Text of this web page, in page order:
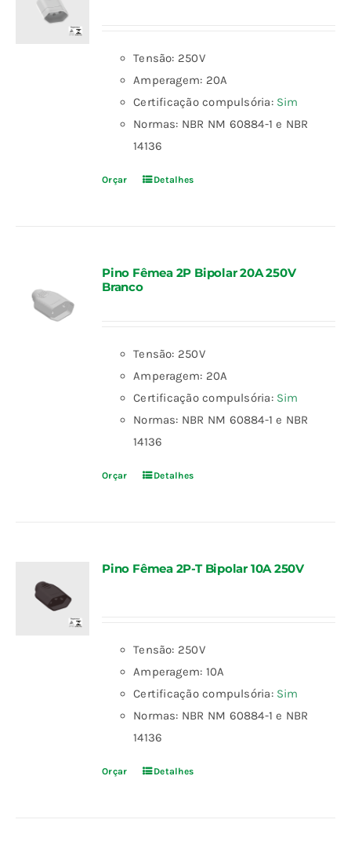
Tensão: 250V
Amperagem: 20A
Certificação compulsória: Sim
Normas: NBR NM 60884-1 e NBR
14136
Orçar Detalhes
Pino Fêmea 2P Bipolar 20A 250V
Branco
Tensão: 250V
Amperagem: 20A
Certificação compulsória: Sim
Normas: NBR NM 60884-1 e NBR
14136
Orçar Detalhes
Pino Fêmea 2P-T Bipolar 10A 250V
Tensão: 250V
Amperagem: 10A
Certificação compulsória: Sim
Normas: NBR NM 60884-1 e NBR
14136
Orçar Detalhes